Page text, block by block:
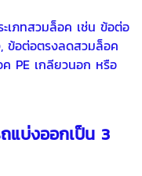
เภทสวมล็อค เช่น ข้อต่อ
ข้อต่อตรงลดสวมล็อค
ค PE เกลียวนอก หรือ
แบ่งออกเป็น 3